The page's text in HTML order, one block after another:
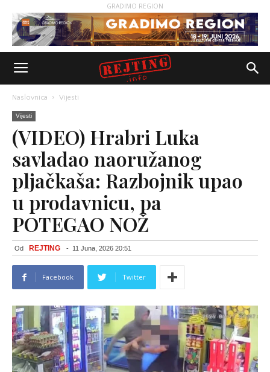
GRADIMO REGION
Naslovnica Vijesti
Vijesti
(VIDEO) Hrabri Luka
savladao naoružanog
pljačkaša: Razbojnik upao
u prodavnicu, pa
POTEGAO NOŽ
Od REJTING - 11 Juna, 2026 20:51
Facebook Twitter